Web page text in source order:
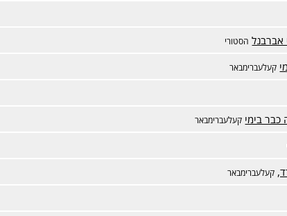
אברבנל הסטורי
קעלעברימבאר
כבר בימי קעלעברימבאר
קעלעברימבאר